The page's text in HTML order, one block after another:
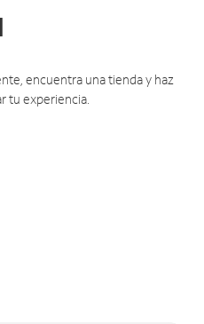
encuentra una tienda y haz
tu experiencia.